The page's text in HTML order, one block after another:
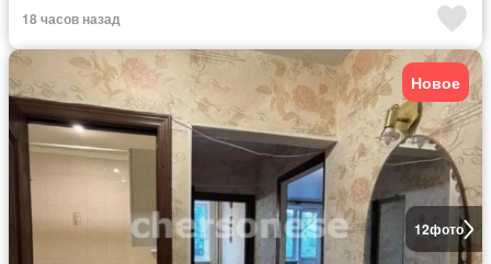
18 часов назад
12фото
Новое